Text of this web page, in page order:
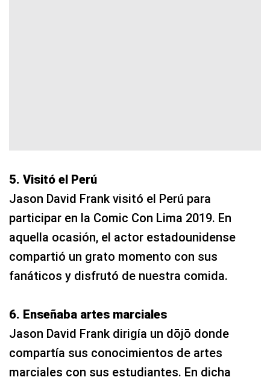
5. Visitó el Perú
Jason David Frank visitó el Perú para
participar en la Comic Con Lima 2019. En
aquella ocasión, el actor estadounidense
compartió un grato momento con sus
fanáticos y disfrutó de nuestra comida.
6. Enseñaba artes marciales
Jason David Frank dirigía un dōjō donde
compartía sus conocimientos de artes
marciales con sus estudiantes. En dicha